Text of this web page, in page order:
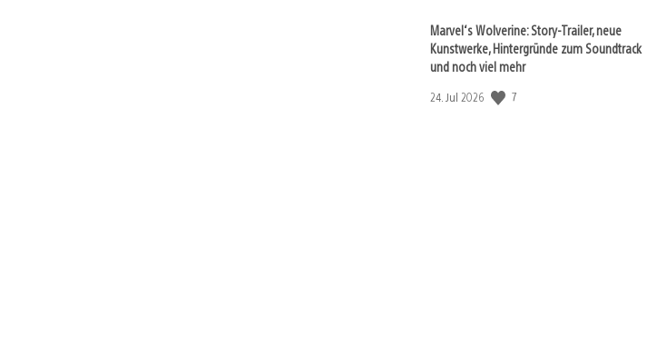
Marvel‘s Wolverine: Story-Trailer, neue
Kunstwerke, Hintergründe zum Soundtrack
und noch viel mehr
Veröffentlichungsdatum:
24. Jul 2026 7